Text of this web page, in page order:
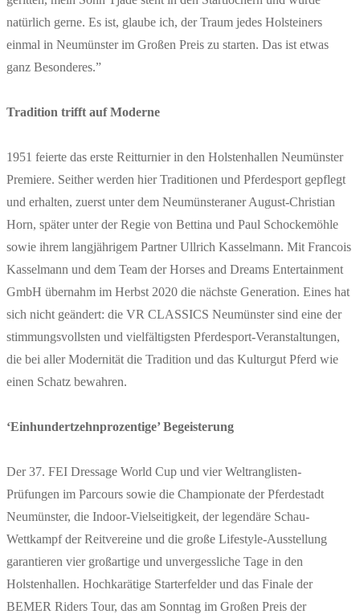
natürlich gerne. Es ist, glaube ich, der Traum jedes Holsteiners
einmal in Neumünster im Großen Preis zu starten. Das ist etwas
ganz Besonderes.”
Tradition trifft auf Moderne
1951 feierte das erste Reitturnier in den Holstenhallen Neumünster
Premiere. Seither werden hier Traditionen und Pferdesport gepflegt
und erhalten, zuerst unter dem Neumünsteraner August-Christian
Horn, später unter der Regie von Bettina und Paul Schockemöhle
sowie ihrem langjährigem Partner Ullrich Kasselmann. Mit Francois
Kasselmann und dem Team der Horses and Dreams Entertainment
GmbH übernahm im Herbst 2020 die nächste Generation. Eines hat
sich nicht geändert: die VR CLASSICS Neumünster sind eine der
stimmungsvollsten und vielfältigsten Pferdesport-Veranstaltungen,
die bei aller Modernität die Tradition und das Kulturgut Pferd wie
einen Schatz bewahren.
‘Einhundertzehnprozentige’ Begeisterung
Der 37. FEI Dressage World Cup und vier Weltranglisten-
Prüfungen im Parcours sowie die Championate der Pferdestadt
Neumünster, die Indoor-Vielseitigkeit, der legendäre Schau-
Wettkampf der Reitvereine und die große Lifestyle-Ausstellung
garantieren vier großartige und unvergessliche Tage in den
Holstenhallen. Hochkarätige Starterfelder und das Finale der
BEMER Riders Tour, das am Sonntag im Großen Preis der